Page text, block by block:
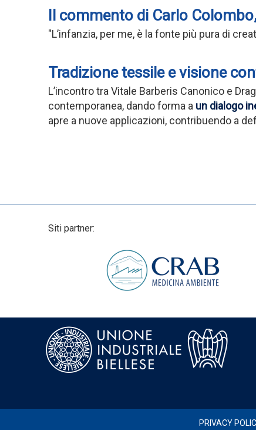
Il commento di Carlo
"L’infanzia, per me, è la fonte più pura di
Tradizione tessile e visione
L’incontro tra Vitale Barberis Canonico e
contemporanea, dando forma a un dialogo
apre a nuove applicazioni, contribuendo a
Siti partner:
PRIVACY